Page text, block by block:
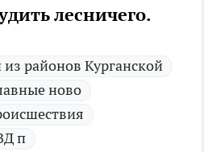
лесничего.
районов Курганской
ново
п